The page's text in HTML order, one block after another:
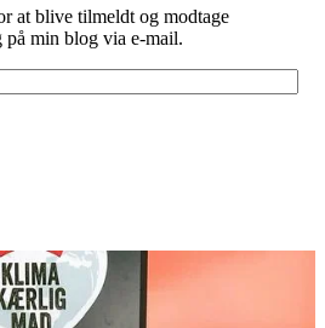
at blive tilmeldt og modtage
min blog via e-mail.